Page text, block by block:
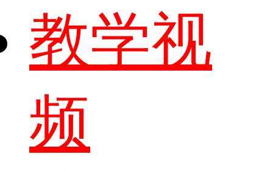
教学视
频